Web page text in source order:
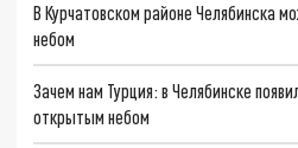
В Курчатовском районе Челябинска
небом
Зачем нам Турция: в Челябинске
открытым небом